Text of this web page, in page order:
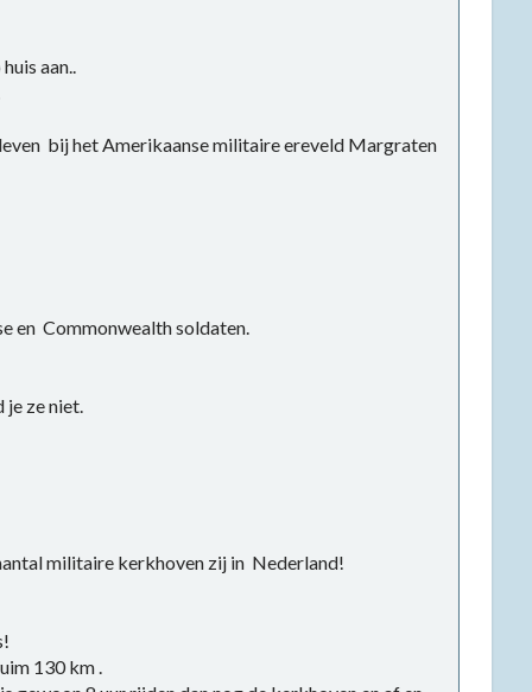
aan..
bij het Amerikaanse militaire ereveld Margraten
en Commonwealth soldaten.
ze niet.
militaire kerkhoven zij in Nederland!
130 km .